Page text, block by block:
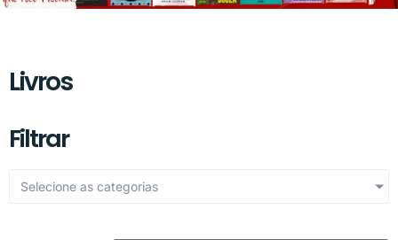
Livros
Filtrar
Selecione as categorias